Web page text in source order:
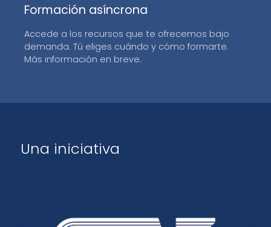
Formación asíncrona
Accede a los recursos que te ofrecemos bajo
demanda. Tú eliges cuándo y cómo formarte.
Más información en breve.
Una iniciativa